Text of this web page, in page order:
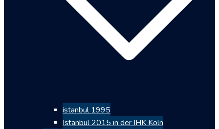
istanbul 1995
Istanbul 2015 in der IHK Köln